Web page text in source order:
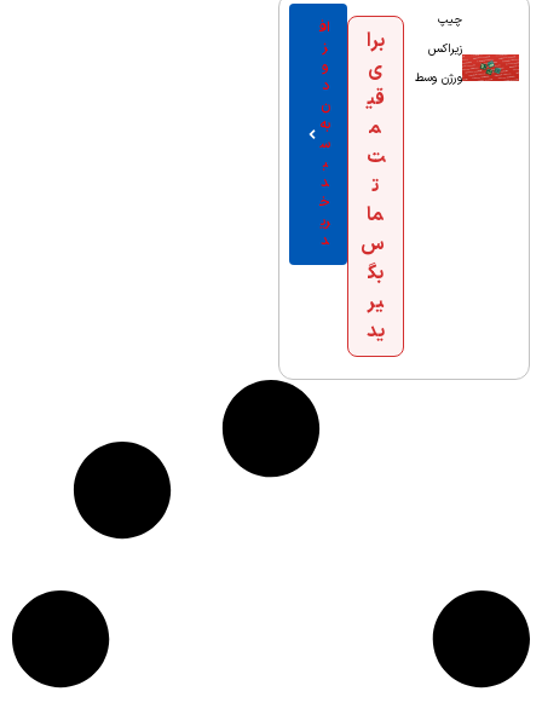
چیپ
زیراکس
ورژن وسط
برا
ی
قی
م
ت
ت
ما
س
بگ
یر
ید
اف
ز
و
د
ن
به
س
ب
د
خ
ری
د